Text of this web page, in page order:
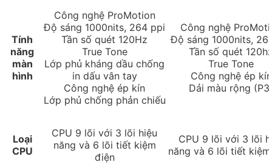
Tính
năng
màn
hình
Công nghệ ProMotion
Độ sáng 1000nits, 264 ppi
Tần số quét 120Hz
True Tone
Lớp phủ kháng dầu chống
in dấu vân tay
Công nghệ ép kín
Lớp phủ chống phản chiếu
Công nghệ
Độ sáng 1000nits,
Tần số quét
True Tone
Công nghệ ép kín
Dải màu rộng
Loại
CPU
CPU 9 lõi với 3 lõi hiệu
năng và 6 lõi tiết kiệm
điện
CPU 9 lõi với 3 lõi
năng và 6 lõi tiết